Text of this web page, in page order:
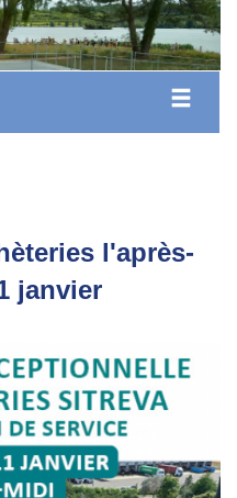
l'après-
janvier